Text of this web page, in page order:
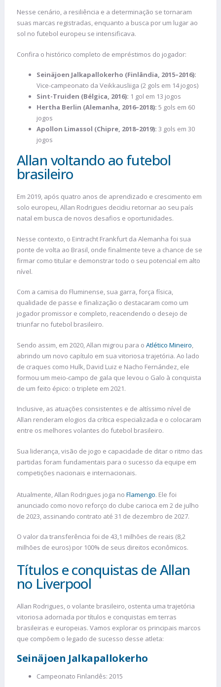
Nesse cenário, a resiliência e a determinação se tornaram
suas marcas registradas, enquanto a busca por um lugar ao
sol no futebol europeu se intensificava.
Confira o histórico completo de empréstimos do jogador:
Seinäjoen Jalkapallokerho (Finlândia, 2015–2016):
Vice-campeonato da Veikkausliiga (2 gols em 14 jogos)
Sint-Truiden (Bélgica, 2016): 1 gol em 13 jogos
Hertha Berlin (Alemanha, 2016–2018): 5 gols em 60
jogos
Apollon Limassol (Chipre, 2018–2019): 3 gols em 30
jogos
Allan voltando ao futebol
brasileiro
Em 2019, após quatro anos de aprendizado e crescimento em
solo europeu, Allan Rodrigues decidiu retornar ao seu país
natal em busca de novos desafios e oportunidades.
Nesse contexto, o Eintracht Frankfurt da Alemanha foi sua
ponte de volta ao Brasil, onde finalmente teve a chance de se
firmar como titular e demonstrar todo o seu potencial em alto
nível.
Com a camisa do Fluminense, sua garra, força física,
qualidade de passe e finalização o destacaram como um
jogador promissor e completo, reacendendo o desejo de
triunfar no futebol brasileiro.
Sendo assim, em 2020, Allan migrou para o Atlético Mineiro,
abrindo um novo capítulo em sua vitoriosa trajetória. Ao lado
de craques como Hulk, David Luiz e Nacho Fernández, ele
formou um meio-campo de gala que levou o Galo à conquista
de um feito épico: o triplete em 2021.
Inclusive, as atuações consistentes e de altíssimo nível de
Allan renderam elogios da crítica especializada e o colocaram
entre os melhores volantes do futebol brasileiro.
Sua liderança, visão de jogo e capacidade de ditar o ritmo das
partidas foram fundamentais para o sucesso da equipe em
competições nacionais e internacionais.
Atualmente, Allan Rodrigues joga no Flamengo. Ele foi
anunciado como novo reforço do clube carioca em 2 de julho
de 2023, assinando contrato até 31 de dezembro de 2027.
O valor da transferência foi de 43,1 milhões de reais (8,2
milhões de euros) por 100% de seus direitos econômicos.
Títulos e conquistas de Allan
no Liverpool
Allan Rodrigues, o volante brasileiro, ostenta uma trajetória
vitoriosa adornada por títulos e conquistas em terras
brasileiras e europeias. Vamos explorar os principais marcos
que compõem o legado de sucesso desse atleta:
Seinäjoen Jalkapallokerho
Campeonato Finlandês: 2015